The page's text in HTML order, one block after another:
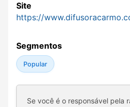
Site
https://
Segmentos
Popular
Se você é o responsável pela